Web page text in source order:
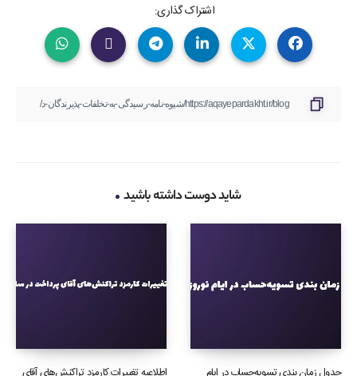
اشتراک گذاری:
شاید دوست داشته باشید